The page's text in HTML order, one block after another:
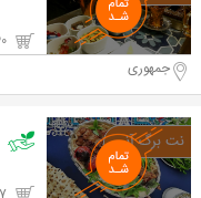
جمهوری